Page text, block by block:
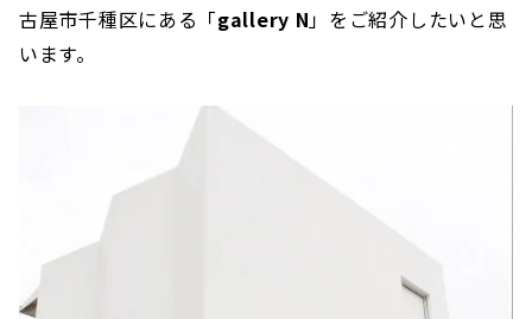
古屋市千種区にある「gallery N」をご紹介したいと思
います。